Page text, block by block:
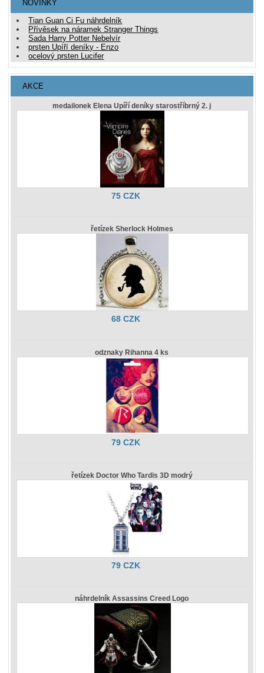
NOVINKY
Tian Guan Ci Fu náhrdelník
Přívěsek na náramek Stranger Things
Sada Harry Potter Nebelvír
prsten Upíří deníky - Enzo
ocelový prsten Lucifer
AKCE
medailonek Elena Upíří deníky starostříbrný 2. j
75 CZK
řetízek Sherlock Holmes
68 CZK
odznaky Rihanna 4 ks
79 CZK
řetízek Doctor Who Tardis 3D modrý
79 CZK
náhrdelník Assassins Creed Logo